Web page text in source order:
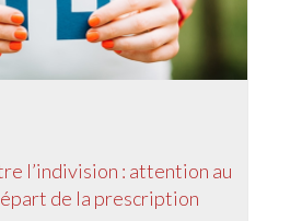
l’indivision : attention au
de la prescription